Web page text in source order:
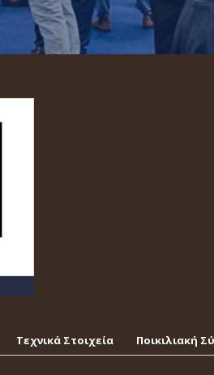
Τεχνικά Στοιχεία Ποικιλιακή